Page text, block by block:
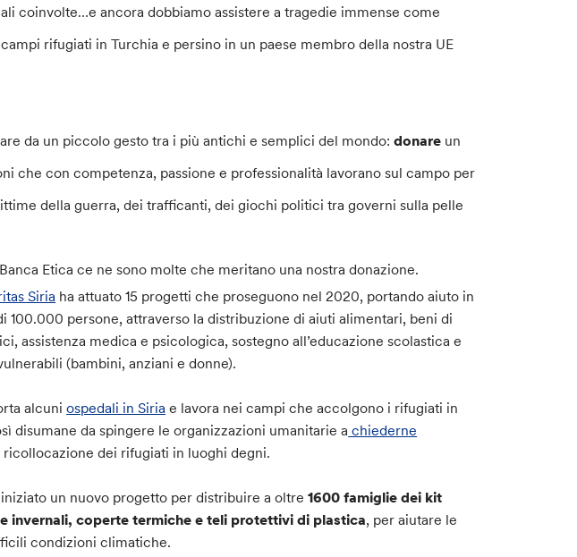
coinvolte…e ancora dobbiamo assistere a tragedie immense come
rifugiati in Turchia e persino in un paese membro della nostra UE
da un piccolo gesto tra i più antichi e semplici del mondo:donare un
che con competenza, passione e professionalità lavorano sul campo per
della guerra, dei trafficanti, dei giochi politici tra governi sulla pelle
Etica ce ne sono molte che meritano una nostra donazione.
Siria ha attuato 15 progetti che proseguono nel 2020, portando aiuto in
100.000 persone, attraverso la distribuzione di aiuti alimentari, beni di
assistenza medica e psicologica, sostegno all’educazione scolastica e
(bambini, anziani e donne).
alcuniospedali in Siria e lavora nei campi che accolgono i rifugiati in
disumane da spingere le organizzazioni umanitarie a chiederne
ricollocazione dei rifugiati in luoghi degni.
iniziato un nuovo progetto per distribuire a oltre1600 famiglie dei kit
invernali, coperte termiche e teli protettivi di plastica, per aiutare le
condizioni climatiche.